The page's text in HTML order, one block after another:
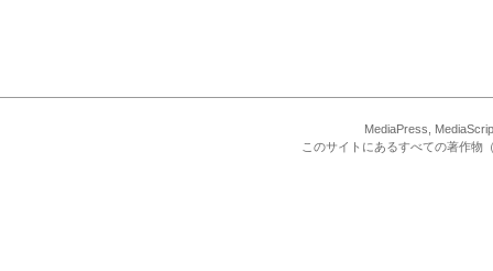
MediaPress,
このサイトにあるすべての著作物